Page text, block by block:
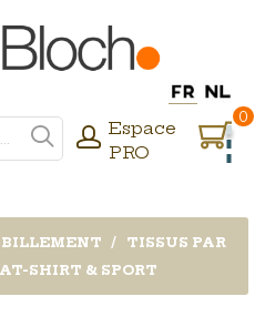
Espace
PRO
0
TISSUS PAR
SHIRT & SPORT